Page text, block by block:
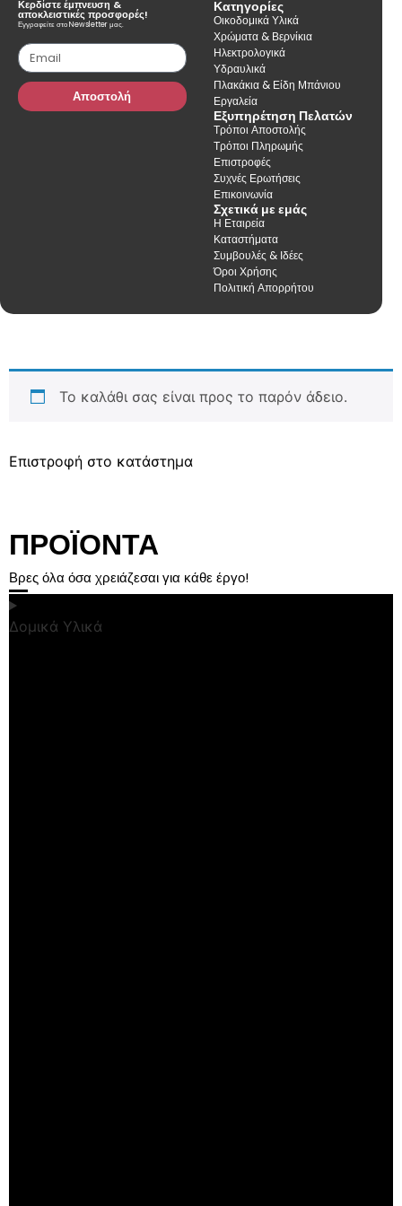
Κερδίστε έμπνευση &
αποκλειστικές προσφορές!
Εγγραφείτε στο Newsletter μας.
Αποστολή
Κατηγορίες
Οικοδομικά Υλικά
Χρώματα & Βερνίκια
Ηλεκτρολογικά
Υδραυλικά
Πλακάκια & Είδη Μπάνιου
Εργαλεία
Εξυπηρέτηση Πελατών
Τρόποι Αποστολής
Τρόποι Πληρωμής
Επιστροφές
Συχνές Ερωτήσεις
Επικοινωνία
Σχετικά με εμάς
Η Εταιρεία
Καταστήματα
Συμβουλές & Ιδέες
Όροι Χρήσης
Πολιτική Απορρήτου
Το καλάθι σας είναι προς το παρόν άδειο.
Επιστροφή στο κατάστημα
ΠΡΟΪΟΝΤΑ
Βρες όλα όσα χρειάζεσαι για κάθε έργο!
Δομικά Υλικά